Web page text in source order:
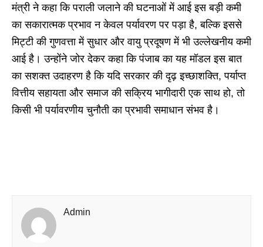
मंत्री ने कहा कि पराली जलाने की घटनाओं में आई इस बड़ी कमी
का सकारात्मक प्रभाव न केवल पर्यावरण पर पड़ा है, बल्कि इससे
मिट्टी की गुणवत्ता में सुधार और वायु प्रदूषण में भी उल्लेखनीय कमी
आई है। उन्होंने जोर देकर कहा कि पंजाब का यह मॉडल इस बात
का सशक्त उदाहरण है कि यदि सरकार की दृढ़ इच्छाशक्ति, पर्याप्त
वित्तीय सहायता और समाज की सक्रिय भागीदारी एक साथ हो, तो
किसी भी पर्यावरणीय चुनौती का प्रभावी समाधान संभव है।
Admin